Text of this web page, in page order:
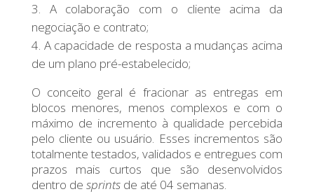
A colaboração com o cliente acima da
negociação e contrato;
A capacidade de resposta a mudanças acima
de um plano pré-estabelecido;
O conceito geral é fracionar as entregas em
blocos menores, menos complexos e com o
máximo de incremento à qualidade percebida
pelo cliente ou usuário. Esses incrementos são
totalmente testados, validados e entregues com
prazos mais curtos que são desenvolvidos
dentro de sprintsde até 04 semanas.